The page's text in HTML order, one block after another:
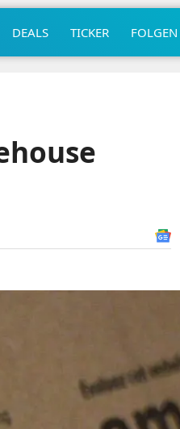
DEALS TICKER FOLGEN